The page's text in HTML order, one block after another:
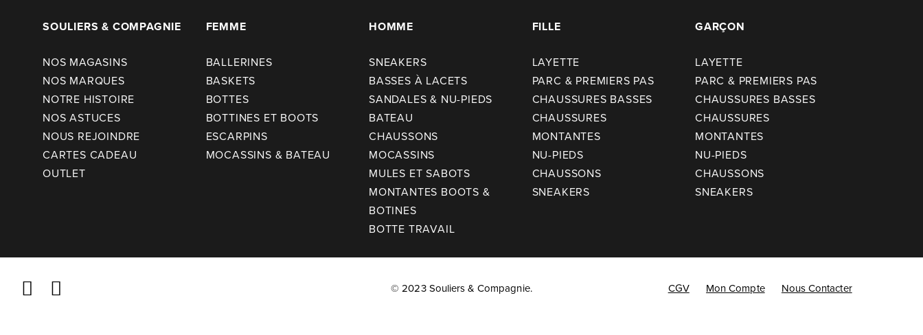
SOULIERS & COMPAGNIE
NOS MAGASINS
NOS MARQUES
NOTRE HISTOIRE
NOS ASTUCES
NOUS REJOINDRE
CARTES CADEAU
OUTLET
FEMME
BALLERINES
BASKETS
BOTTES
BOTTINES ET BOOTS
ESCARPINS
MOCASSINS & BATEAU
HOMME
SNEAKERS
BASSES À LACETS
SANDALES & NU-PIEDS
BATEAU
CHAUSSONS
MOCASSINS
MULES ET SABOTS
MONTANTES BOOTS &
BOTINES
BOTTE TRAVAIL
FILLE
LAYETTE
PARC & PREMIERS PAS
CHAUSSURES BASSES
CHAUSSURES
MONTANTES
NU-PIEDS
CHAUSSONS
SNEAKERS
GARÇON
LAYETTE
PARC & PREMIERS PAS
CHAUSSURES BASSES
CHAUSSURES
MONTANTES
NU-PIEDS
CHAUSSONS
SNEAKERS
© 2023 Souliers & Compagnie. CGV Mon Compte Nous Contacter